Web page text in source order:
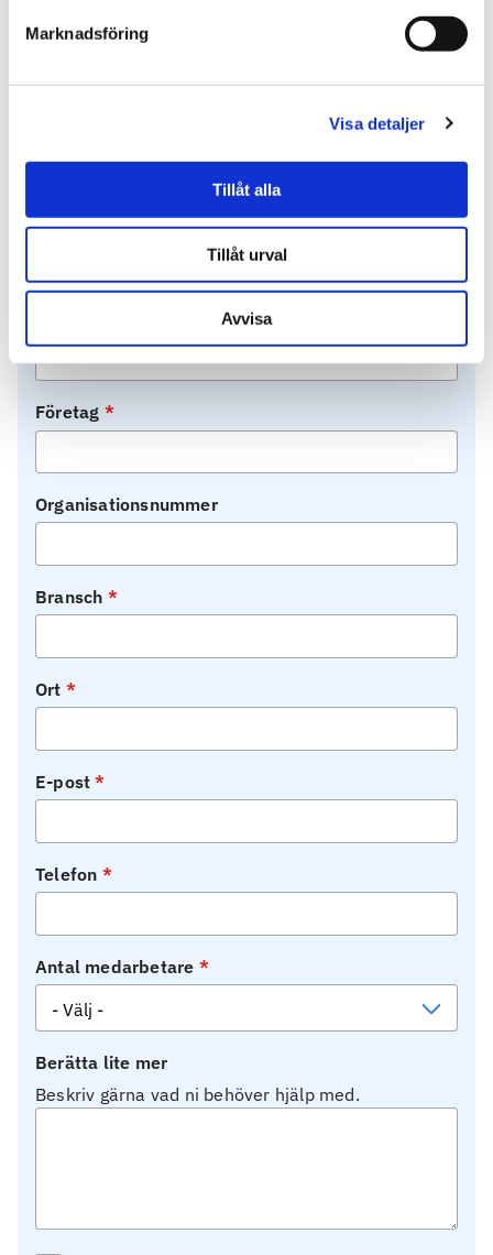
Marknadsföring
Visa detaljer
Tillåt alla
Tillåt urval
Avvisa
Hur mår er organisation?
För- och efternamn
Företag
Organisationsnummer
Bransch
Ort
E-post
Telefon
Antal medarbetare
Berätta lite mer
Beskriv gärna vad ni behöver hjälp med.